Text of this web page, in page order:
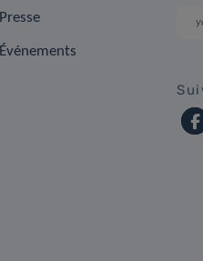
Presse
Événements